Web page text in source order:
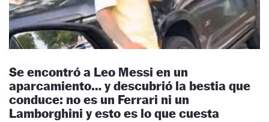
Se encontró a Leo Messi en un
aparcamiento… y descubrió la bestia que
conduce: no es un Ferrari ni un
Lamborghini y esto es lo que cuesta